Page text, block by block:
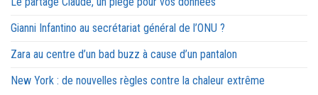
Gianni Infantino au secrétariat général de l’ONU ?
Zara au centre d’un bad buzz à cause d’un pantalon
New York : de nouvelles règles contre la chaleur extrême